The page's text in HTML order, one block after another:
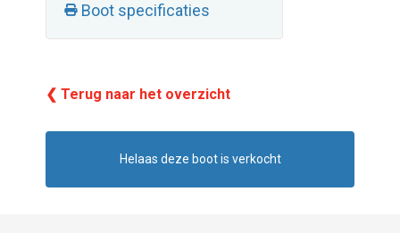
Boot specificaties
❮ Terug naar het overzicht
Helaas deze boot is verkocht